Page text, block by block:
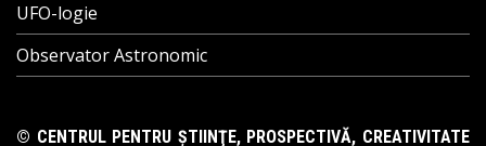
UFO-logie
Observator Astronomic
© CENTRUL PENTRU ŞTIINŢE, PROSPECTIVĂ, CREATIVITATE